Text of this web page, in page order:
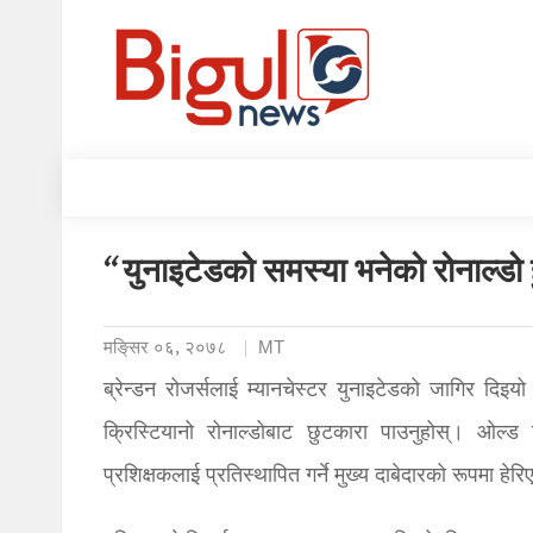
“युनाइटेडको समस्या भनेको
मङि्सर ०६, २०७८ MT
ब्रेन्डन रोजर्सलाई म्यानचेस्टर युनाइटेडको जागिर
क्रिस्टियानो रोनाल्डोबाट छुटकारा पाउनुहोस्।
प्रशिक्षकलाई प्रतिस्थापित गर्ने मुख्य दाबेदारको रूपमा